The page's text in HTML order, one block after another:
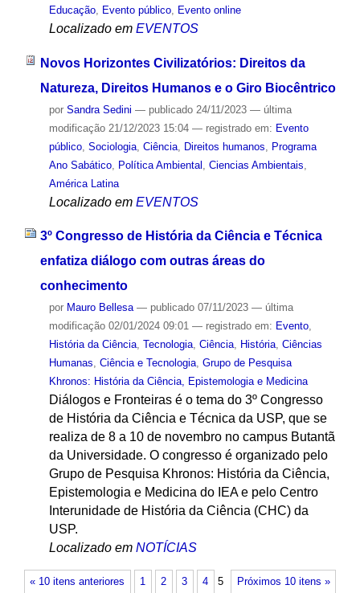
Educação, Evento público, Evento online
Localizado em EVENTOS
Novos Horizontes Civilizatórios: Direitos da
Natureza, Direitos Humanos e o Giro Biocêntrico
por Sandra Sedini — publicado24/11/2023 — última
modificação21/12/2023 15:04 — registrado em: Evento
público, Sociologia, Ciência, Direitos humanos
Programa
Ano Sabático, Política Ambiental Ciencias Ambientais
América Latina
Localizado em EVENTOS
3º Congresso de História da Ciência e Técnica
enfatiza diálogo com outras áreas do
conhecimento
por Mauro Bellesa — publicado07/11/2023 — última
modificação02/01/2024 09:01 — registrado em: Evento,
História da Ciência, Tecnologia, Ciência, História, Ciências
Humanas, Ciência e Tecnologia, Grupo de Pesquisa
Khronos: História da Ciência, Epistemologia e Medicina
Diálogos e Fronteiras é o tema do 3º Congresso
de História da Ciência e Técnica da USP, que se
realiza de 8 a 10 de novembro no campus Butantã
da Universidade. O congresso é organizado pelo
Grupo de Pesquisa Khronos: História da Ciência,
Epistemologia e Medicina do IEA e pelo Centro
Interunidade de História da Ciência (CHC) da
USP.
Localizado em NOTÍCIAS
« 10 itens anteriores Próximos 10 itens »
1 2 3 4 5